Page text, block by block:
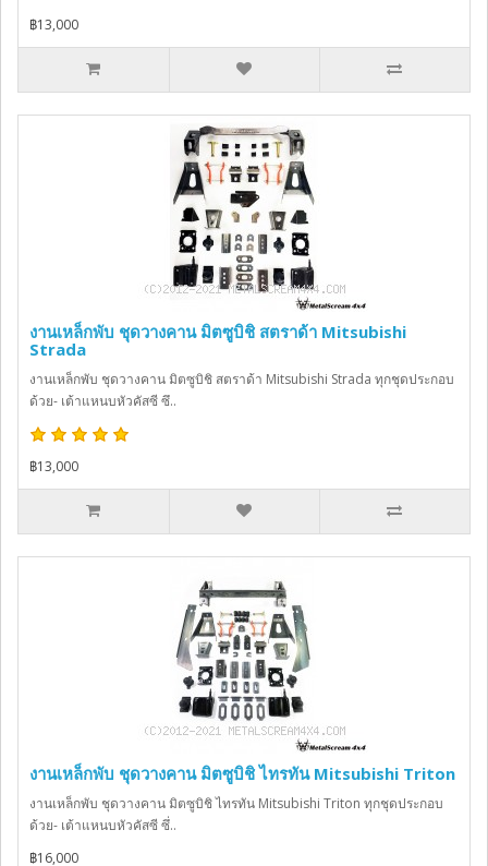
฿13,000
งานเหล็กพับ ชุดวางคาน มิตซูบิชิ สตราด้า Mitsubishi
Strada
งานเหล็กพับ ชุดวางคาน มิตซูบิชิ สตราด้า Mitsubishi Strada ทุกชุดประกอบ
ด้วย- เต้าแหนบหัวคัสซี ซึ..
฿13,000
งานเหล็กพับ ชุดวางคาน มิตซูบิชิ ไทรทัน Mitsubishi Triton
งานเหล็กพับ ชุดวางคาน มิตซูบิชิ ไทรทัน Mitsubishi Triton ทุกชุดประกอบ
ด้วย- เต้าแหนบหัวคัสซี ซึ่..
฿16,000